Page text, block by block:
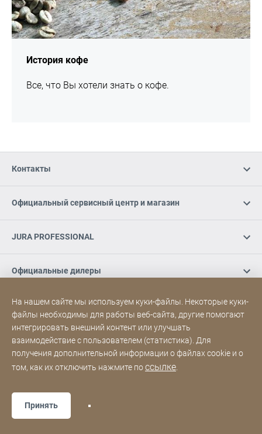
История кофе
Все, что Вы хотели знать о кофе.
Контакты
Официальный сервисный центр и магазин
JURA PROFESSIONAL
Официальные дилеры
Социальные медиа
Сайт
[Website
information]
Благодарности
Политика конфиденциальности
Sitemap
На нашем сайте мы используем куки-файлы. Некоторые куки-
файлы необходимы для работы веб-сайта, другие помогают
интегрировать внешний контент или улучшать
взаимодействие с пользователем (статистика). Для
получения дополнительной информации о файлах cookie и о
том, как их отключить нажмите поссылке
Принять